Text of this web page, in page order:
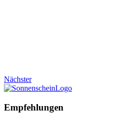
Nächster
Empfehlungen